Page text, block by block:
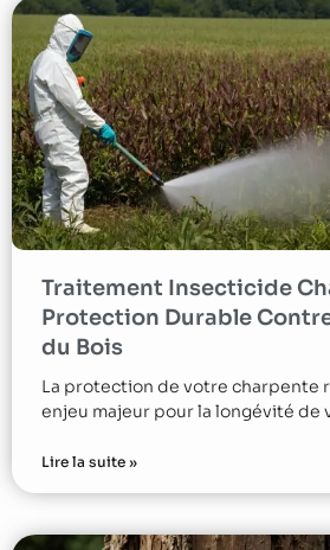
Traitement Insecticide
Protection Durable
du Bois
La protection de votre charpente
enjeu majeur pour la longévité de
Lire la suite »